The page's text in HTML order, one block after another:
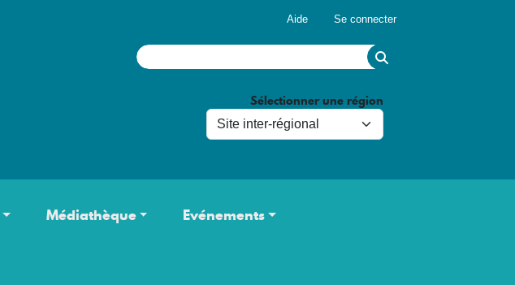
Aide Se connecter
Sélectionner une région
Médiathèque Evénements